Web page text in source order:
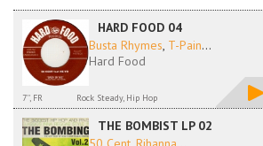
HARD FOOD 04
Busta Rhymes, T-Pain...
Hard Food
7'', FR Rock Steady, Hip Hop
THE BOMBIST LP 02